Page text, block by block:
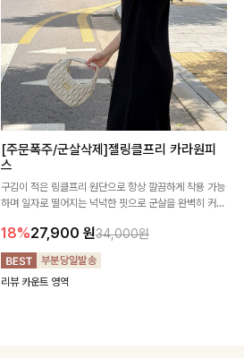
[주문폭주/군살삭제]젤링클프리 카라원피
스
구김이 적은 링클프리 원단으로 항상 깔끔하게 착용 가능
하며 일자로 떨어지는 넉넉한 핏으로 군살을 완벽히 커버
18%27,900 원34,000원
리뷰 카운트 영역